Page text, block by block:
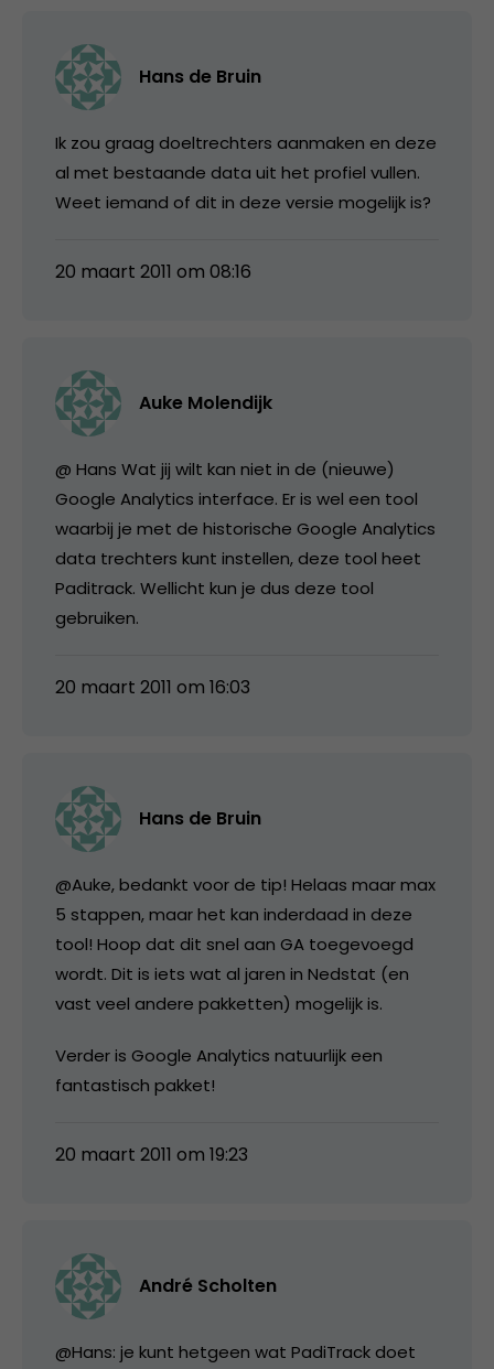
Hans de Bruin
Ik zou graag doeltrechters aanmaken en deze
al met bestaande data uit het profiel vullen.
Weet iemand of dit in deze versie mogelijk is?
20 maart 2011 om 08:16
Auke Molendijk
@ Hans Wat jij wilt kan niet in de (nieuwe)
Google Analytics interface. Er is wel een tool
waarbij je met de historische Google Analytics
data trechters kunt instellen, deze tool heet
Paditrack. Wellicht kun je dus deze tool
gebruiken.
20 maart 2011 om 16:03
Hans de Bruin
@Auke, bedankt voor de tip! Helaas maar max
5 stappen, maar het kan inderdaad in deze
tool! Hoop dat dit snel aan GA toegevoegd
wordt. Dit is iets wat al jaren in Nedstat (en
vast veel andere pakketten) mogelijk is.
Verder is Google Analytics natuurlijk een
fantastisch pakket!
20 maart 2011 om 19:23
André Scholten
@Hans: je kunt hetgeen wat PadiTrack doet